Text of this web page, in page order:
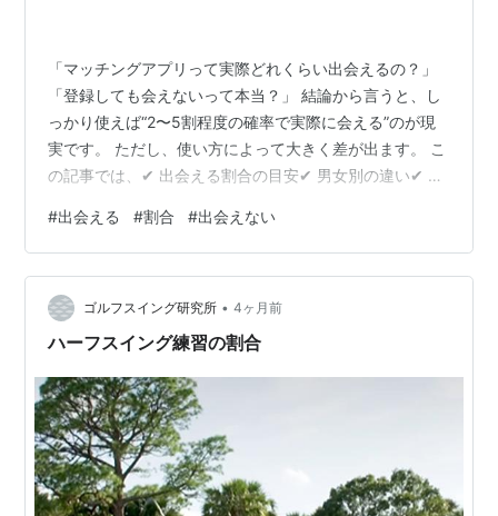
「マッチングアプリって実際どれくらい出会えるの？」
「登録しても会えないって本当？」 結論から言うと、し
っかり使えば“2〜5割程度の確率で実際に会える”のが現
実です。 ただし、使い方によって大きく差が出ます。 こ
の記事では、✔ 出会える割合の目安✔ 男女別の違い✔ 出
ングアプリで出会える割合（目安） 実態ベースで見る
と、以下が一つの基準です。 マッチした相手と実際に会
える割合 → 約20〜50％ アプリ登録者全体で見ると → 約
30〜40％前後が「実際に会った経験あり」 👉 つまり、
10人とマッチすれば2〜5人とは会える可能性があるとい
#出会える #割合 #出会えない
ゴルフスイング研究所 • 4ヶ月前
ハーフスイング練習の割合